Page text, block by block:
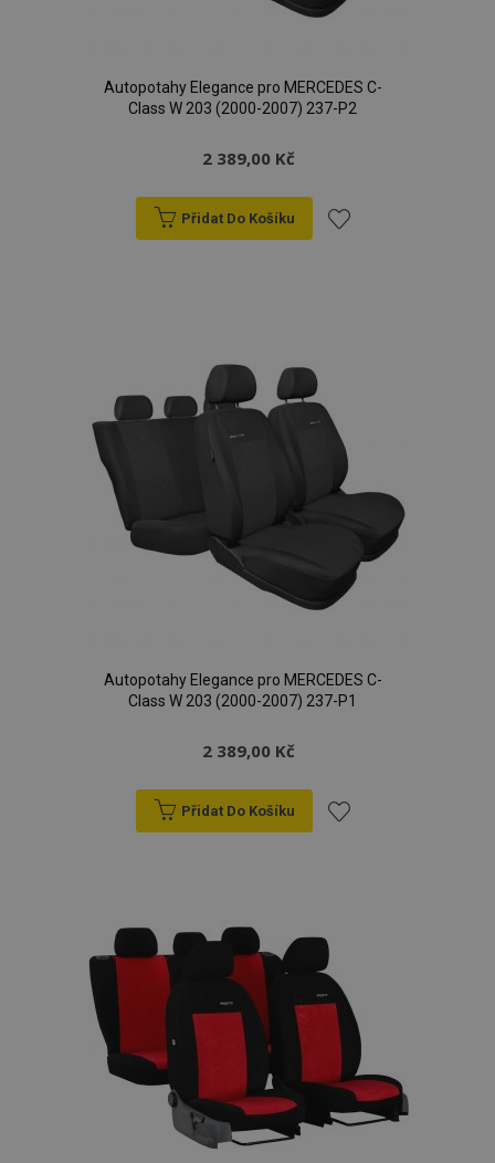
Autopotahy Elegance pro MERCEDES C-
Class W 203 (2000-2007) 237-P2
2 389,00 Kč
Přidat Do Košíku
Autopotahy Elegance pro MERCEDES C-
Class W 203 (2000-2007) 237-P1
2 389,00 Kč
Přidat Do Košíku
oblíbeným